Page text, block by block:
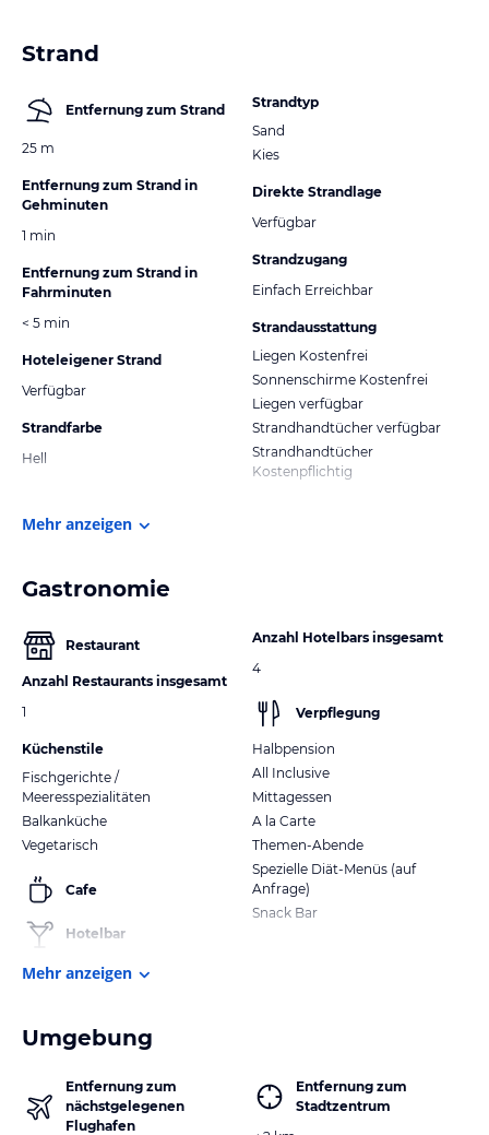
Strand
Entfernung zum Strand
25 m
Entfernung zum Strand in
Gehminuten
1 min
Entfernung zum Strand in
Fahrminuten
< 5 min
Hoteleigener Strand
Verfügbar
Strandfarbe
Hell
Strandtyp
Sand
Kies
Direkte Strandlage
Verfügbar
Strandzugang
Einfach Erreichbar
Strandausstattung
Liegen Kostenfrei
Sonnenschirme Kostenfrei
Liegen verfügbar
Strandhandtücher verfügbar
Strandhandtücher
Kostenpflichtig
Mehr anzeigen
Gastronomie
Restaurant
Anzahl Restaurants insgesamt
1
Küchenstile
Fischgerichte /
Meeresspezialitäten
Balkanküche
Vegetarisch
Cafe
Hotelbar
Anzahl Hotelbars insgesamt
4
Verpflegung
Halbpension
All Inclusive
Mittagessen
A la Carte
Themen-Abende
Spezielle Diät-Menüs (auf
Anfrage)
Snack Bar
Mehr anzeigen
Umgebung
Entfernung zum
nächstgelegenen
Flughafen
Entfernung zum
Stadtzentrum